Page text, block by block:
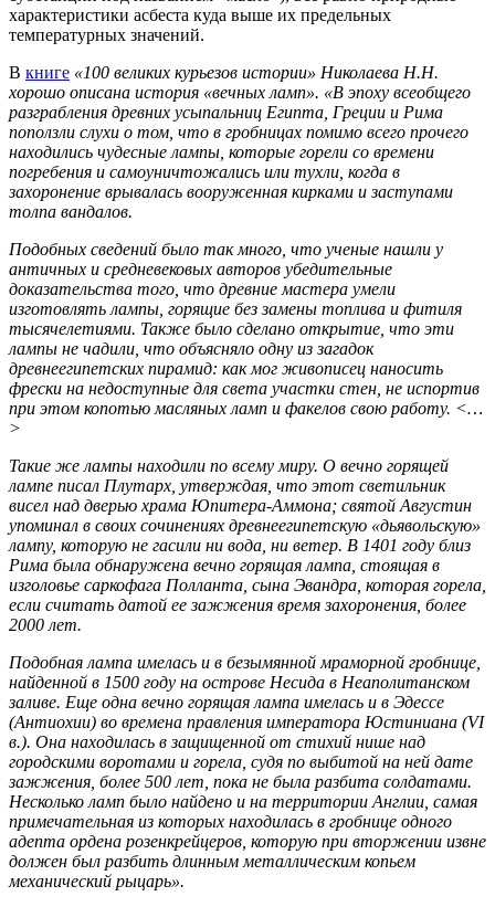
характеристики асбеста куда выше их предельных
температурных значений.
В книге «100 великих курьезов истории» Николаева Н.Н.
хорошо описана история «вечных ламп». «В эпоху всеобщего
разграбления древних усыпальниц Египта, Греции и Рима
поползли слухи о том, что в гробницах помимо всего прочего
находились чудесные лампы, которые горели со времени
погребения и самоуничтожались или тухли, когда в
захоронение врывалась вооруженная кирками и заступами
толпа вандалов.
Подобных сведений было так много, что ученые нашли у
античных и средневековых авторов убедительные
доказательства того, что древние мастера умели
изготовлять лампы, горящие без замены топлива и фитиля
тысячелетиями. Также было сделано открытие, что эти
лампы не чадили, что объясняло одну из загадок
древнеегипетских пирамид: как мог живописец наносить
фрески на недоступные для света участки стен, не испортив
при этом копотью масляных ламп и факелов свою работу. <…
>
Такие же лампы находили по всему миру. О вечно горящей
лампе писал Плутарх, утверждая, что этот светильник
висел над дверью храма Юпитера-Аммона; святой Августин
упоминал в своих сочинениях древнеегипетскую «дьявольскую»
лампу, которую не гасили ни вода, ни ветер. В 1401 году близ
Рима была обнаружена вечно горящая лампа, стоящая в
изголовье саркофага Полланта, сына Эвандра, которая горела,
если считать датой ее зажжения время захоронения, более
2000 лет.
Подобная лампа имелась и в безымянной мраморной гробнице,
найденной в 1500 году на острове Несида в Неаполитанском
заливе. Еще одна вечно горящая лампа имелась и в Эдессе
(Антиохии) во времена правления императора Юстиниана (VI
в.). Она находилась в защищенной от стихий нише над
городскими воротами и горела, судя по выбитой на ней дате
зажжения, более 500 лет, пока не была разбита солдатами.
Несколько ламп было найдено и на территории Англии, самая
примечательная из которых находилась в гробнице одного
адепта ордена розенкрейцеров, которую при вторжении извне
должен был разбить длинным металлическим копьем
механический рыцарь».